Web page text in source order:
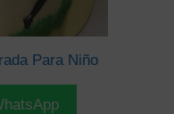
Para Niño